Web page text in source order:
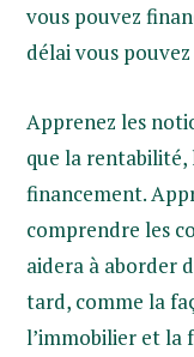
vous pouvez
délai vous
Apprenez les
que la
financement.
comprendre les
aidera à aborder
tard, comme la
l’immobilier et la